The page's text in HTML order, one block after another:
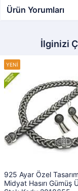
Ürün Yorumları
İlginizi
925 Ayar Özel
Midyat Hasırı Gümüş